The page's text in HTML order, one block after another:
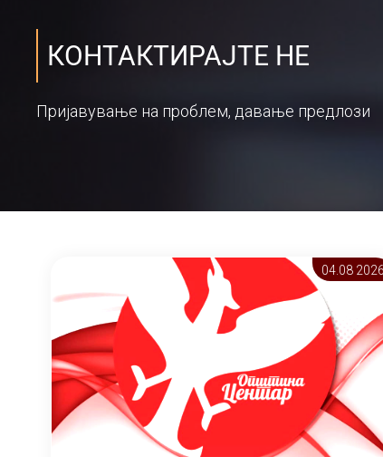
КОНТАКТИРАЈТЕ НЕ
Пријавување на проблем, давање предлози
04.08 2026